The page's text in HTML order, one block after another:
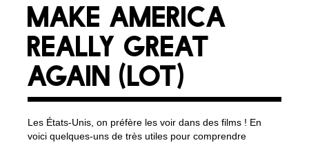
MAKE AMERICA
REALLY GREAT
AGAIN (LOT)
Les États-Unis, on préfère les voir dans des films ! En
voici quelques-uns de très utiles pour comprendre